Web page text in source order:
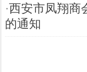
·西安市凤翔商
的通知